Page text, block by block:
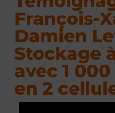
François-
Damien
Stockage
avec 1
en 2